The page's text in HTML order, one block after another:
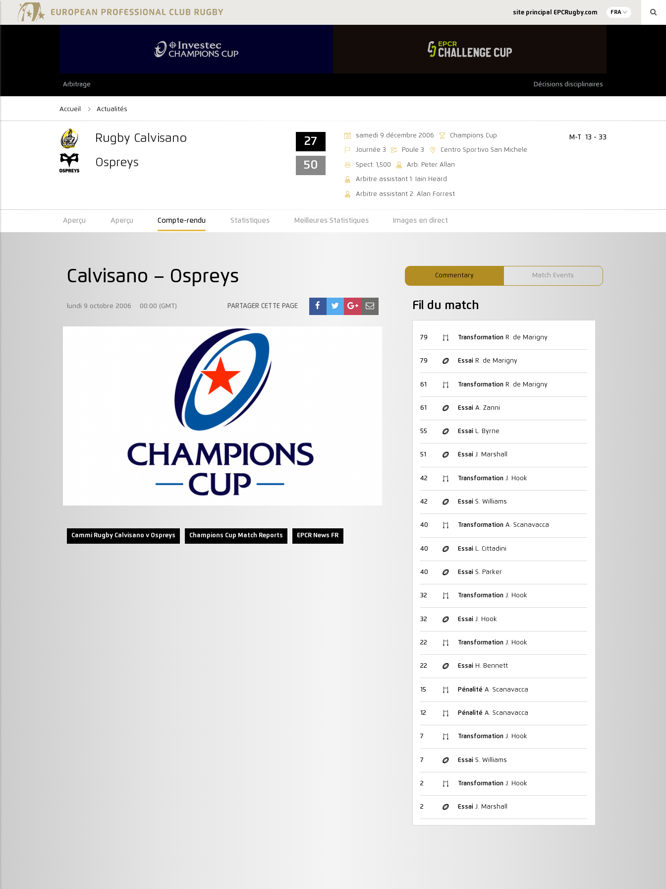
site principal EPCRugby.com FRA
Arbitrage Décisions disciplinaires
Accueil Actualités
Rugby Calvisano
Ospreys
27
50
samedi 9 décembre 2006 Champions Cup
Journée 3 Poule 3 Centro Sportivo San Michele
Spect: 1,500 Arb: Peter Allan
Arbitre assistant 1: Iain Heard
Arbitre assistant 2: Alan Forrest
M-T 13 - 33
Aperçu Aperçu Compte-rendu Statistiques Meilleures Statistiques Images en direct
Commentary Match Events
Calvisano – Ospreys
lundi 9 octobre 2006 00:00 (GMT) PARTAGER CETTE PAGE
Cammi Rugby Calvisano v Ospreys Champions Cup Match Reports EPCR News FR
Fil du match
79 TransformationR. de Marigny
79 EssaiR. de Marigny
61 TransformationR. de Marigny
61 EssaiA. Zanni
55 EssaiL. Byrne
51 EssaiJ. Marshall
42 TransformationJ. Hook
42 EssaiS. Williams
40 TransformationA. Scanavacca
40 EssaiL. Cittadini
40 EssaiS. Parker
32 TransformationJ. Hook
32 EssaiJ. Hook
22 TransformationJ. Hook
22 EssaiH. Bennett
15 Pénalité A. Scanavacca
12 Pénalité A. Scanavacca
7 TransformationJ. Hook
7 EssaiS. Williams
2 TransformationJ. Hook
2 EssaiJ. Marshall